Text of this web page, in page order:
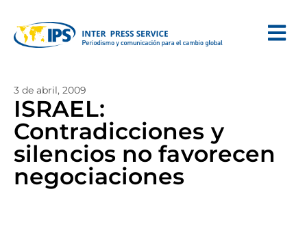
3 de abril, 2009
ISRAEL:
Contradicciones y
silencios no favorecen
negociaciones